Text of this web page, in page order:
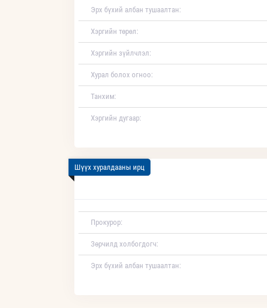
Эрх бүхий албан тушаалтан:
Хэргийн төрөл:
Хэргийн зүйлчлэл:
Хурал болох огноо:
Танхим:
Хэргийн дугаар:
Шүүх хуралдааны ирц
Прокурор:
Зөрчилд холбогдогч:
Эрх бүхий албан тушаалтан: